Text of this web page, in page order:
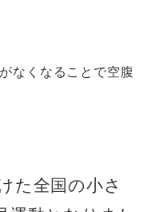
なくなることで空腹
た全国の小さ